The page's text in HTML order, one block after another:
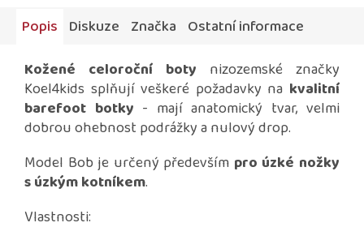
Popis Diskuze Značka Ostatní informace
Kožené celoroční boty nizozemské značky
Koel4kids splňují veškeré požadavky na kvalitní
barefoot botky - mají anatomický tvar, velmi
dobrou ohebnost podrážky a nulový drop.
Model Bob je určený především pro úzké nožky
s úzkým kotníkem.
Vlastnosti: